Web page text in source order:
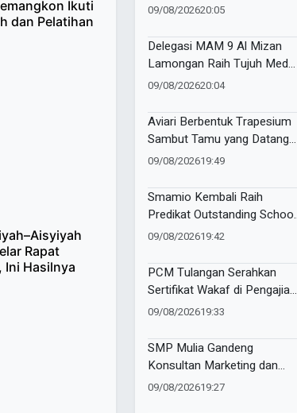
Ikuti
dan Pelatihan
Rapat
Ini Hasilnya
Ceria, Buka Layanan dan
Perempuan
09/08/202620:05
Delegasi MAM 9 Al Mizan
Lamongan Raih Tujuh Medali
di ME Awards 2026
09/08/202620:04
Aviari Berbentuk Trapesium
Sambut Tamu yang Datang
ke SD Almadany
09/08/202619:49
Smamio Kembali Raih
Predikat Outstanding School
dalam ME Awards 2026
09/08/202619:42
PCM Tulangan Serahkan
Sertifikat Wakaf di Pengajian
Ahad Pagi
09/08/202619:33
SMP Mulia Gandeng
Konsultan Marketing dan
Branding, Strategi Baru
09/08/202619:27